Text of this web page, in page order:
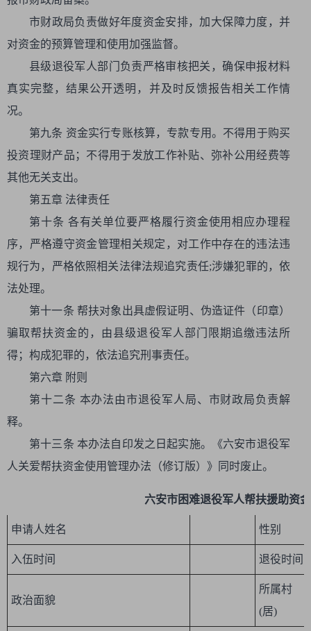
市财政局负责做好年度资金安排，加大保障力度，并
对资金的预算管理和使用加强监督。
县级退役军人部门负责严格审核把关，确保申报材料
真实完整，结果公开透明，并及时反馈报告相关工作情
况。
第九条 资金实行专账核算，专款专用。不得用于购买
投资理财产品；不得用于发放工作补贴、弥补公用经费等
其他无关支出。
第五章 法律责任
第十条 各有关单位要严格履行资金使用相应办理程
序，严格遵守资金管理相关规定，对工作中存在的违法违
规行为，严格依照相关法律法规追究责任;涉嫌犯罪的，依
法处理。
第十一条 帮扶对象出具虚假证明、伪造证件（印章）
骗取帮扶资金的，由县级退役军人部门限期追缴违法所
得；构成犯罪的，依法追究刑事责任。
第六章 附则
第十二条 本办法由市退役军人局、市财政局负责解
释。
第十三条 本办法自印发之日起实施。《六安市退役军
人关爱帮扶资金使用管理办法（修订版）》同时废止。
六安市困难退役军人帮扶援助资
申请人姓名 性别
入伍时间 退役时间
政治面貌
所属村
(居)